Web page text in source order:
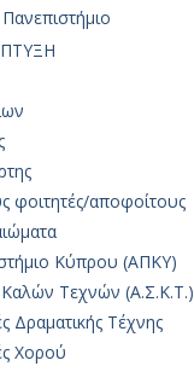
φοιτητές/αποφοίτους
Κύπρου (ΑΠΚΥ)
Τεχνών (Α.Σ.Κ.Τ.)
Δραματικής Τέχνης
Χορού